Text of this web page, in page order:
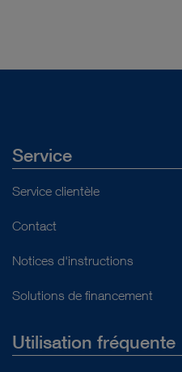
Service
Service clientèle
Contact
Notices d'instructions
Solutions de financement
Utilisation fréquente